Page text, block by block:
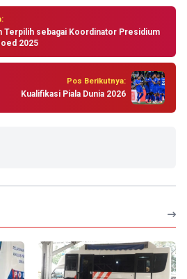
Terpilih sebagai Koordinator Presidium
2025
Pos Berikutnya:
Kualifikasi Piala Dunia 2026